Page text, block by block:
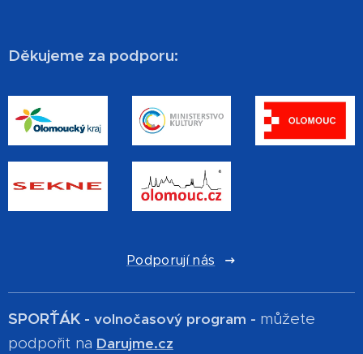
Děkujeme za podporu:
Podporují nás
SPOR´ŤÁK - volnočasový program - můžete
podpořit na Darujme.cz